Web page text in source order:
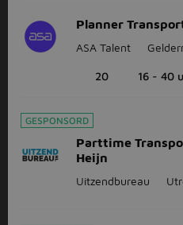
Planner
ASA Talent
20 16 - 40
GESPONSORD
Parttime
Heijn
Uitzendbureau